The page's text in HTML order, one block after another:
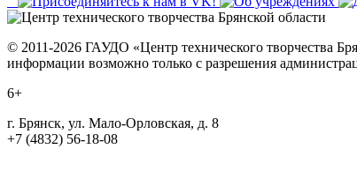
© 2011-2026 ГАУДО «Центр технического творчества
информации возможно только с разрешения
6+
г. Брянск, ул. Мало-Орловская, д. 8
+7 (4832) 56-18-08